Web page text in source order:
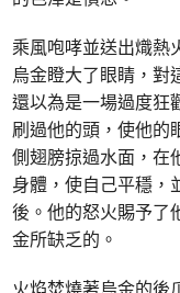
乘風咆哮並送出熾熱
烏金瞪大了眼睛，對
還以為是一場過度狂
刷過他的頭，使他的
側翅膀掠過水面，在
身體，使自己平穩，
後。他的怒火賜予了
金所缺乏的。